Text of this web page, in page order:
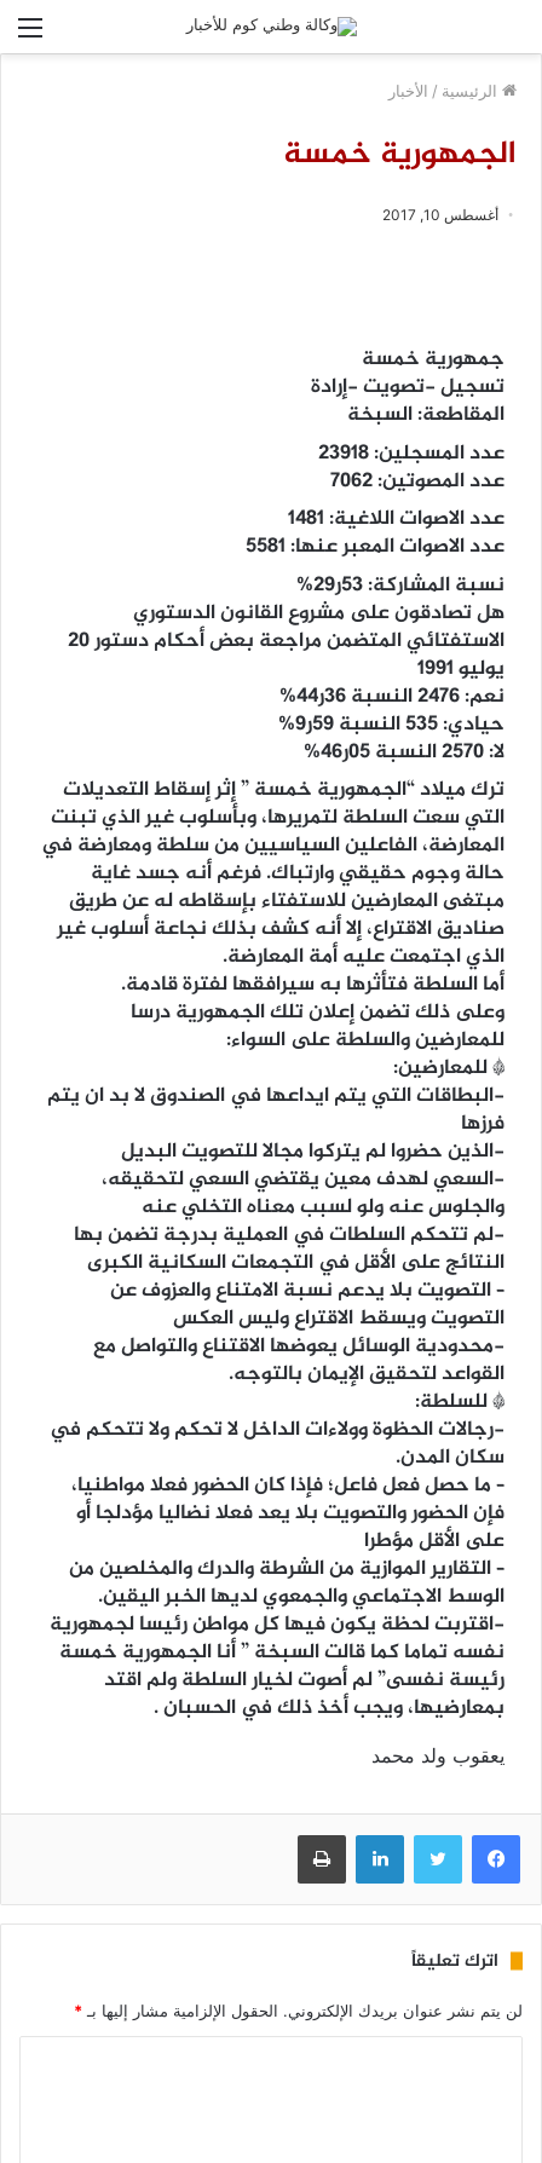
الرئيسية / الأخبار
الجمهورية خمسة
أغسطس 10, 2017
جمهورية خمسة
تسجيل -تصويت -إرادة
المقاطعة: السبخة
عدد المسجلين: 23918
عدد المصوتين: 7062
عدد الاصوات اللاغية: 1481
عدد الاصوات المعبر عنها: 5581
نسبة المشاركة: 53ر29%
هل تصادقون على مشروع القانون الدستوري
الاستفتائي المتضمن مراجعة بعض أحكام دستور 20
يوليو 1991
نعم: 2476 النسبة 36ر44%
حيادي: 535 النسبة 59ر9%
لا: 2570 النسبة 05ر46%
ترك ميلاد “الجمهورية خمسة ” إثر إسقاط التعديلات
التي سعت السلطة لتمريرها، وبأسلوب غير الذي تبنت
المعارضة، الفاعلين السياسيين من سلطة ومعارضة في
حالة وجوم حقيقي وارتباك. فرغم أنه جسد غاية
مبتغى المعارضين للاستفتاء بإسقاطه له عن طريق
صناديق الاقتراع، إلا أنه كشف بذلك نجاعة أسلوب غير
الذي اجتمعت عليه أمة المعارضة.
أما السلطة فتأثرها به سيرافقها لفترة قادمة.
وعلى ذلك تضمن إعلان تلك الجمهورية درسا
للمعارضين والسلطة على السواء:
* للمعارضين:
-البطاقات التي يتم ايداعها في الصندوق لا بد ان يتم
فرزها
-الذين حضروا لم يتركوا مجالا للتصويت البديل
-السعي لهدف معين يقتضي السعي لتحقيقه،
والجلوس عنه ولو لسبب معناه التخلي عنه
-لم تتحكم السلطات في العملية بدرجة تضمن بها
النتائج على الأقل في التجمعات السكانية الكبرى
– التصويت بلا يدعم نسبة الامتناع والعزوف عن
التصويت ويسقط الاقتراع وليس العكس
-محدودية الوسائل يعوضها الاقتناع والتواصل مع
القواعد لتحقيق الإيمان بالتوجه.
* للسلطة:
-رجالات الحظوة وولاءات الداخل لا تحكم ولا تتحكم في
سكان المدن.
– ما حصل فعل فاعل؛ فإذا كان الحضور فعلا مواطنيا،
فإن الحضور والتصويت بلا يعد فعلا نضاليا مؤدلجا أو
على الأقل مؤطرا
– التقارير الموازية من الشرطة والدرك والمخلصين من
الوسط الاجتماعي والجمعوي لديها الخبر اليقين.
-اقتربت لحظة يكون فيها كل مواطن رئيسا لجمهورية
نفسه تماما كما قالت السبخة ” أنا الجمهورية خمسة
رئيسة نفسى” لم أصوت لخيار السلطة ولم اقتد
بمعارضيها، ويجب أخذ ذلك في الحسبان .
يعقوب ولد محمد
فيسبوك تويتر لينكدإن طباعة
اترك تعليقاً
لن يتم نشر عنوان بريدك الإلكتروني. الحقول الإلزامية مشار إليها بـ *